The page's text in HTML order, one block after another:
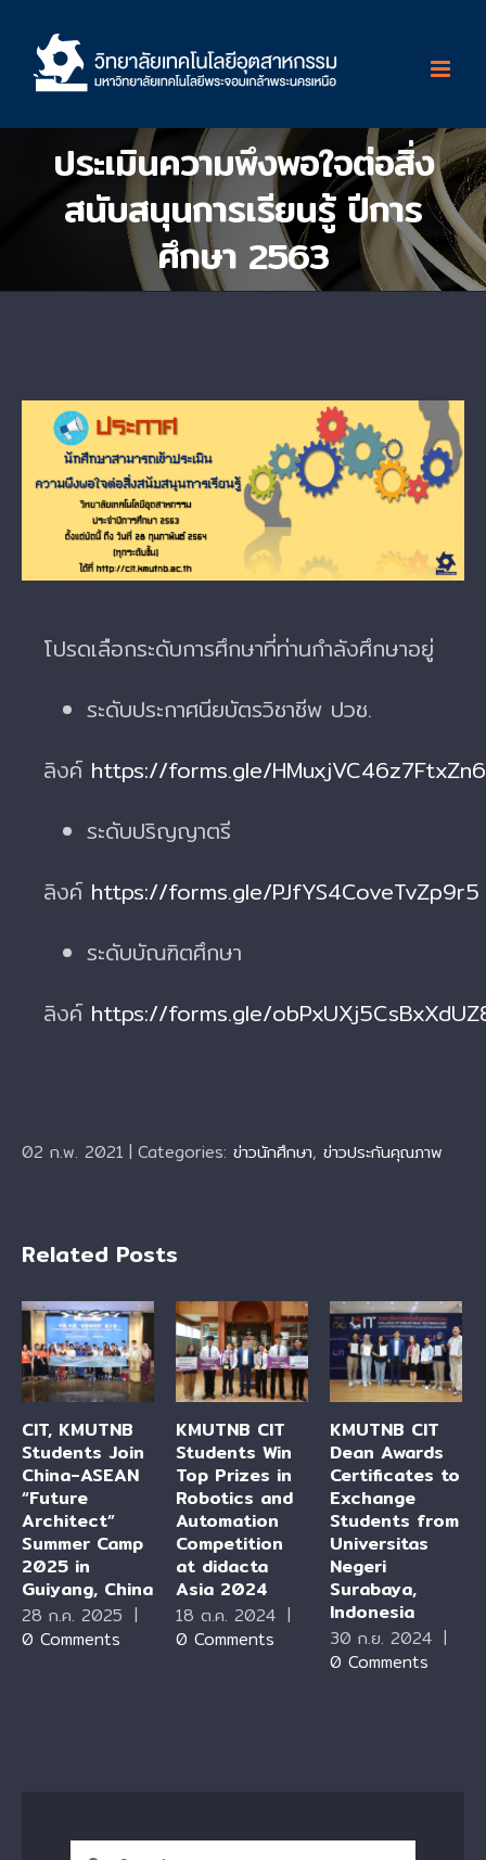
content
ประเมินความพึงพอใจต่อสิ่ง
สนับสนุนการเรียนรู้ ปีการ
ศึกษา 2563
View
Larger
Image
โปรดเลือกระดับการศึกษาที่ท่านกำลังศึกษาอยู่
ระดับประกาศนียบัตรวิชาชีพ ปวช.
ลิงค์ https://forms.gle/HMuxjVC46z7FtxZn6
ระดับปริญญาตรี
ลิงค์ https://forms.gle/PJfYS4CoveTvZp9r5
ระดับบัณฑิตศึกษา
ลิงค์ https://forms.gle/
02 ก.พ. 2021 | Categories: ข่าวนักศึกษา, ข่าวประกันคุณภาพ
Related Posts
CIT, KMUTNB
Students Join
China-ASEAN
“Future
Architect”
Summer Camp
2025 in
Guiyang, China
28 ก.ค. 2025 |
0 Comments
KMUTNB CIT
Students Win
Top Prizes in
Robotics and
Automation
Competition
at didacta
Asia 2024
18 ต.ค. 2024 |
0 Comments
KMUTNB CIT
Dean Awards
Certificates to
Exchange
Students from
Universitas
Negeri
Surabaya,
Indonesia
30 ก.ย. 2024 |
0 Comments